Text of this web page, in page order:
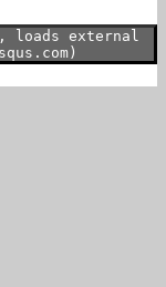
loads external